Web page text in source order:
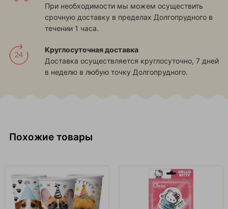
При необходимости мы можем осуществить
срочную доставку в пределах Долгопрудного в
течении 1 часа.
Круглосуточная доставка
Доставка осуществляется круглосуточно, 7 дней
в неделю в любую точку Долгопрудного.
Похожие товары